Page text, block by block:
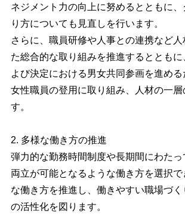
ネジメント力の向上に努めるとともに
り方についても見直しを行います。
さらに、職員研修や人事との連携など
た総合的な取り組みを推進するととも
よび決定における男女共同参画を進める
女性職員の登用に取り組み、人材の一層
す。
2. 多様な働き方の推進
弾力的な勤務時間制度や長期間にわた
両立が可能となるような働き方を選択
な働き方を推進し、働きやすい職場づ
の活性化を図ります。